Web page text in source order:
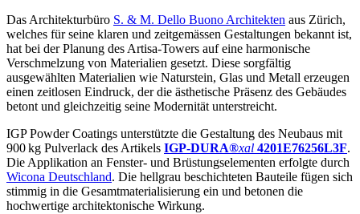
Das Architekturbüro S. & M. Dello Buono Architekten aus Zürich,
welches für seine klaren und zeitgemässen Gestaltungen bekannt ist,
hat bei der Planung des Artisa-Towers auf eine harmonische
Verschmelzung von Materialien gesetzt. Diese sorgfältig
ausgewählten Materialien wie Naturstein, Glas und Metall erzeugen
einen zeitlosen Eindruck, der die ästhetische Präsenz des Gebäudes
betont und gleichzeitig seine Modernität unterstreicht.
IGP Powder Coatings unterstützte die Gestaltung des Neubaus mit
900 kg Pulverlack des Artikels IGP-DURA®xal 4201E76256L3F.
Die Applikation an Fenster- und Brüstungselementen erfolgte durch
Wicona Deutschland. Die hellgrau beschichteten Bauteile fügen sich
stimmig in die Gesamtmaterialisierung ein und betonen die
hochwertige architektonische Wirkung.